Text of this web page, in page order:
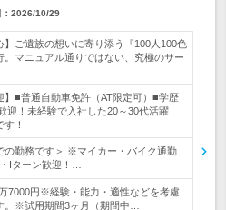
2026/10/29
】ご遺族の想いに寄り添う『100人100色
。マニュアル通りではない、究極のサー
】■普通自動車免許（AT限定可）■学歴
迎！未経験で入社した20～30代活躍
！
の勤務です＞ ※マイカー・バイク通勤
Iターン歓迎！…
7000円※経験・能力・適性などを考慮
。※試用期間3ヶ月（期間中…